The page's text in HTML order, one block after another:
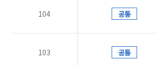
104 공통
103 공통